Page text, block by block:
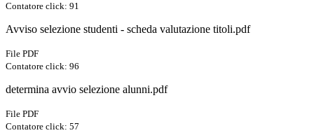
Contatore click: 91
Avviso selezione studenti - scheda valutazione titoli.pdf
File PDF
Contatore click: 96
determina avvio selezione alunni.pdf
File PDF
Contatore click: 57